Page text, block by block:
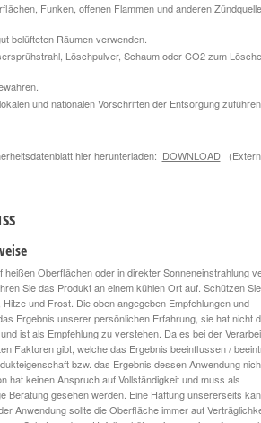
Funken, offenen Flammen und anderen
belüfteten Räumen verwenden.
Löschpulver, Schaum oder CO2 zum
und nationalen Vorschriften der Entsorgung zuführen.
hier herunterladen: DOWNLOAD
heißen Oberflächen oder in direkter Sonneneinstrahlung
Sie das Produkt an einem kühlen Ort auf. Schützen
und Frost. Die oben angegeben Empfehlungen und
Ergebnis unserer persönlichen Erfahrung, sie hat nicht
ist als Empfehlung zu verstehen. Da es bei der
Faktoren gibt, welche das Ergebnis beeinflussen /
bzw. das Ergebnis dessen Anwendung
hat keinen Anspruch auf Vollständigkeit und muss als
Beratung gesehen werden. Eine Haftung unsererseits
Anwendung sollte die Oberfläche immer auf